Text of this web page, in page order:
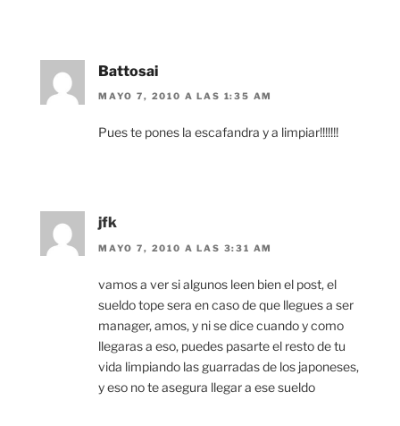
Battosai
MAYO 7, 2010 A LAS 1:35 AM
Pues te pones la escafandra y a limpiar!!!!!!!
jfk
MAYO 7, 2010 A LAS 3:31 AM
vamos a ver si algunos leen bien el post, el
sueldo tope sera en caso de que llegues a ser
manager, amos, y ni se dice cuando y como
llegaras a eso, puedes pasarte el resto de tu
vida limpiando las guarradas de los japoneses,
y eso no te asegura llegar a ese sueldo